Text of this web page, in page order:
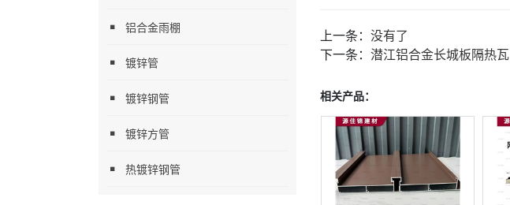
铝合金雨棚
镀锌管
镀锌钢管
镀锌方管
热镀锌钢管
上一条： 没有了
下一条： 潜江铝合金长城板隔热瓦
相关产品：